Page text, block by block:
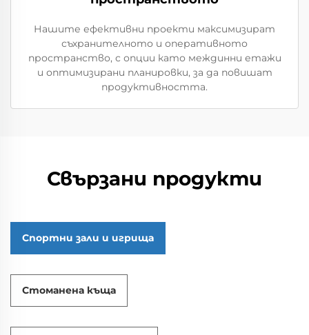
Нашите ефективни проекти максимизират
съхранителното и оперативното
пространство, с опции като междинни етажи
и оптимизирани планировки, за да повишат
продуктивността.
Свързани продукти
Спортни зали и игрища
Стоманена къща